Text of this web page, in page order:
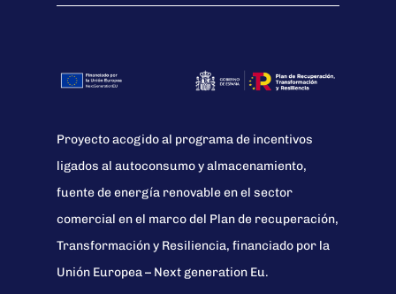
Proyecto acogido al programa de incentivos
ligados al autoconsumo y almacenamiento,
fuente de energía renovable en el sector
comercial en el marco del Plan de recuperación,
Transformación y Resiliencia, financiado por la
Unión Europea – Next generation Eu.